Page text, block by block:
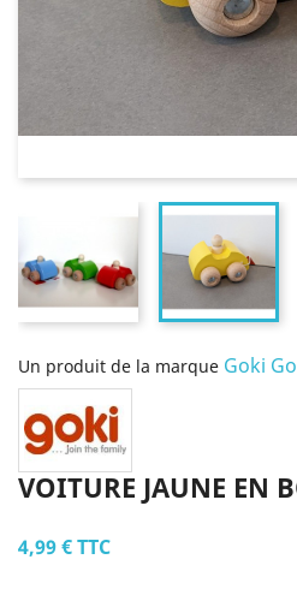
Un produit de la marque Goki
VOITURE JAUNE EN
4,99 €TTC